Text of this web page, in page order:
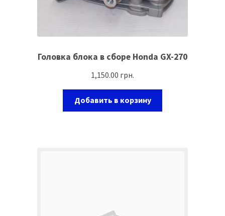
Головка блока в сборе Honda GX-270
1,150.00 грн.
Добавить в корзину